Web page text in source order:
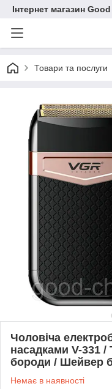
Інтернет магазин
Товари та послуги
Чоловіча
насадками V-331
бороди / Шейвер
Немає в наявності